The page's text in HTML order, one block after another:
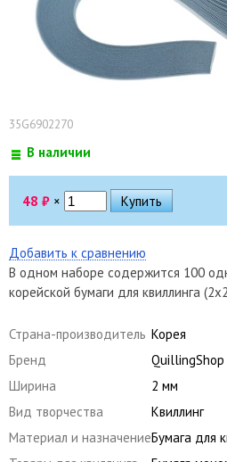
35G6902270
В наличии
48 ₽ ×
Добавить к сравнению
В одном наборе содержится 100
корейской бумаги для квиллинга
Страна-производитель Корея
Бренд
QuillingShop
Ширина
2 мм
Вид творчества
Квиллинг
Материал и назначениеБумага для